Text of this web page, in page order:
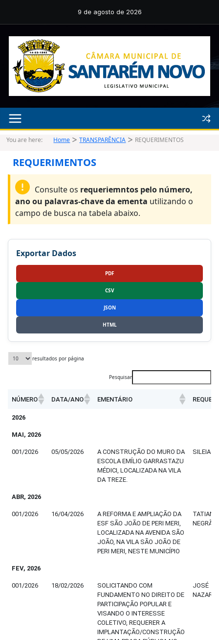
conteúdo
9 de agosto de 2026
You are here: Home TRANSPARÊNCIA REQUERIMENTOS
REQUERIMENTOS
Consulte os requeriemntos pelo número,
ano ou palavras-chave da ementa utilizando o
campo de busca na tabela abaixo.
Exportar Dados
PDF
CSV
JSON
HTML
resultados por página
Pesquisar
NÚMERO DATA/ANO EMENTÁRIO
NÚMERO
2026
MAI, 2026
001/2026 05/05/2026
A CONSTRUÇÃO DO MURO DA
ESCOLA EMÍLIO GARRASTAZU
MÉDICI, LOCALIZADA NA VILA
DA TREZE.
SILEIA
ABR, 2026
001/2026 16/04/2026
A REFORMA E AMPLIAÇÃO DA
ESF SÃO JOÃO DE PERI MERI,
LOCALIZADA NA AVENIDA SÃO
JOÃO, NA VILA SÃO JOÃO DE
PERI MERI, NESTE MUNICÍPIO
TATIANE
NEGRÃO
FEV, 2026
001/2026 18/02/2026
SOLICITANDO COM
FUNDAMENTO NO DIREITO DE
PARTICIPAÇÃO POPULAR E
VISANDO O INTERESSE
COLETIVO, REQUERER A
IMPLANTAÇÃO/CONSTRUÇÃO
JOSÉ